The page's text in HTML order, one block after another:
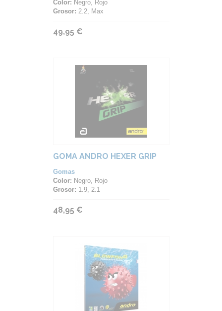
Color: Negro, Rojo
Grosor: 2.2, Max
49,95 €
GOMA ANDRO HEXER GRIP
Gomas
Color: Negro, Rojo
Grosor: 1.9, 2.1
48,95 €